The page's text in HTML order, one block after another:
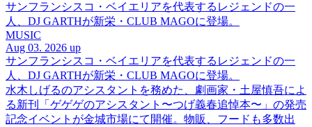
サンフランシスコ・ベイエリアを代表するレジェンドの一
人、DJ GARTHが新栄・CLUB MAGOに登場。
MUSIC
Aug 03. 2026 up
サンフランシスコ・ベイエリアを代表するレジェンドの一
人、DJ GARTHが新栄・CLUB MAGOに登場。
水木しげるのアシスタントを務めた、劇画家・土屋慎吾によ
る新刊「ゲゲゲのアシスタント〜つげ義春追悼本〜」の発売
記念イベントが金城市場にて開催。物販、フードも多数出